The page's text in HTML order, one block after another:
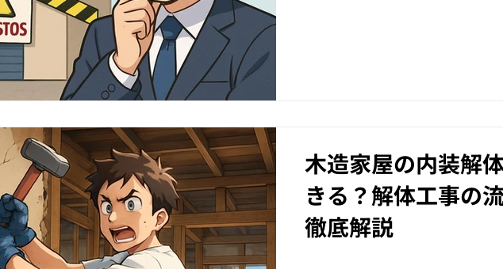
木造家屋の内装解
きる？解体工事の
徹底解説